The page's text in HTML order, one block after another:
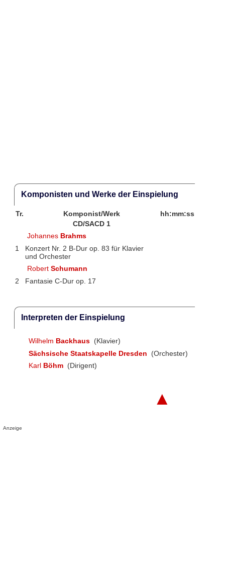
Komponisten und Werke der Einspielung
Tr. Komponist/Werk
hh:mm:ss
CD/SACD 1
Johannes Brahms
1
Konzert Nr. 2 B-Dur op. 83 für Klavier
und Orchester
RobertSchumann
2
Fantasie C-Dur op. 17
Interpreten der Einspielung
Wilhelm Backhaus (Klavier)
Sächsische Staatskapelle Dresden
(Orchester)
Karl Böhm (Dirigent)
▲
Anzeige